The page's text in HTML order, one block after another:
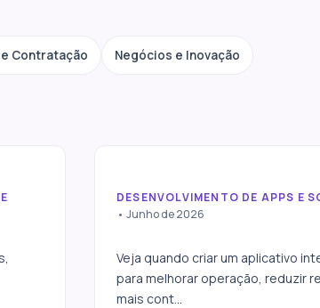
Contratação Negócios e Inovação
Aplicativo
app
DESENVOLVIMENTO DE APPS E
• Junho de 2026
Veja quando criar um aplicativo
para melhorar operação, reduzir
mais cont...